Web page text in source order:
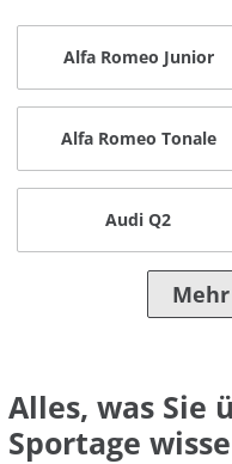
Alfa Romeo Junior
Alfa Romeo Tonale
Audi Q2
Alles, was Sie
Sportage